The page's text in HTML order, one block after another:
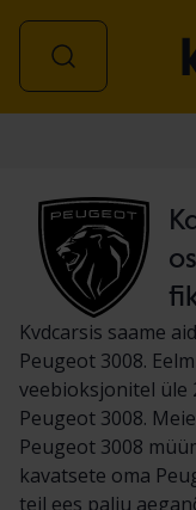
Kvdcarsis saame
Peugeot 3008.
veebioksjonitel üle
Peugeot 3008.
Peugeot 3008
kavatsete oma
teil ees palju